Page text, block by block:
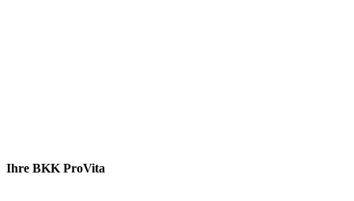
Ihre BKK ProVita